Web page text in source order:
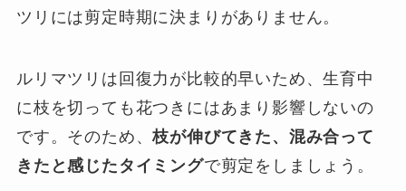
ツリには剪定時期に決まりがありません。
ルリマツリは回復力が比較的早いため、生育中
に枝を切っても花つきにはあまり影響しないの
です。そのため、枝が伸びてきた、混み合って
きたと感じたタイミングで剪定をしましょう。